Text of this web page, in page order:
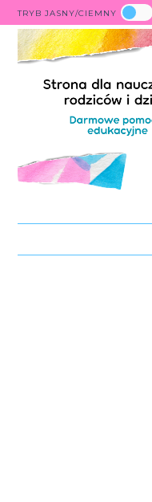
TRYB JASNY/CIEMNY